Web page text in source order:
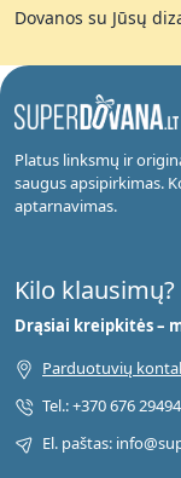
Dovanos su Jūsų
Platus linksmų ir
saugus apsipirkimas.
aptarnavimas.
Kilo klausimų?
Drąsiai kreipkitės –
Parduotuvių
Tel.: +370 676 29494
El. paštas: